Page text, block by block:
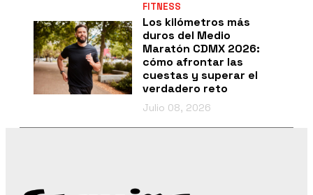
FITNESS
Los kilómetros más
duros del Medio
Maratón CDMX 2026:
cómo afrontar las
cuestas y superar el
verdadero reto
Julio 08, 2026